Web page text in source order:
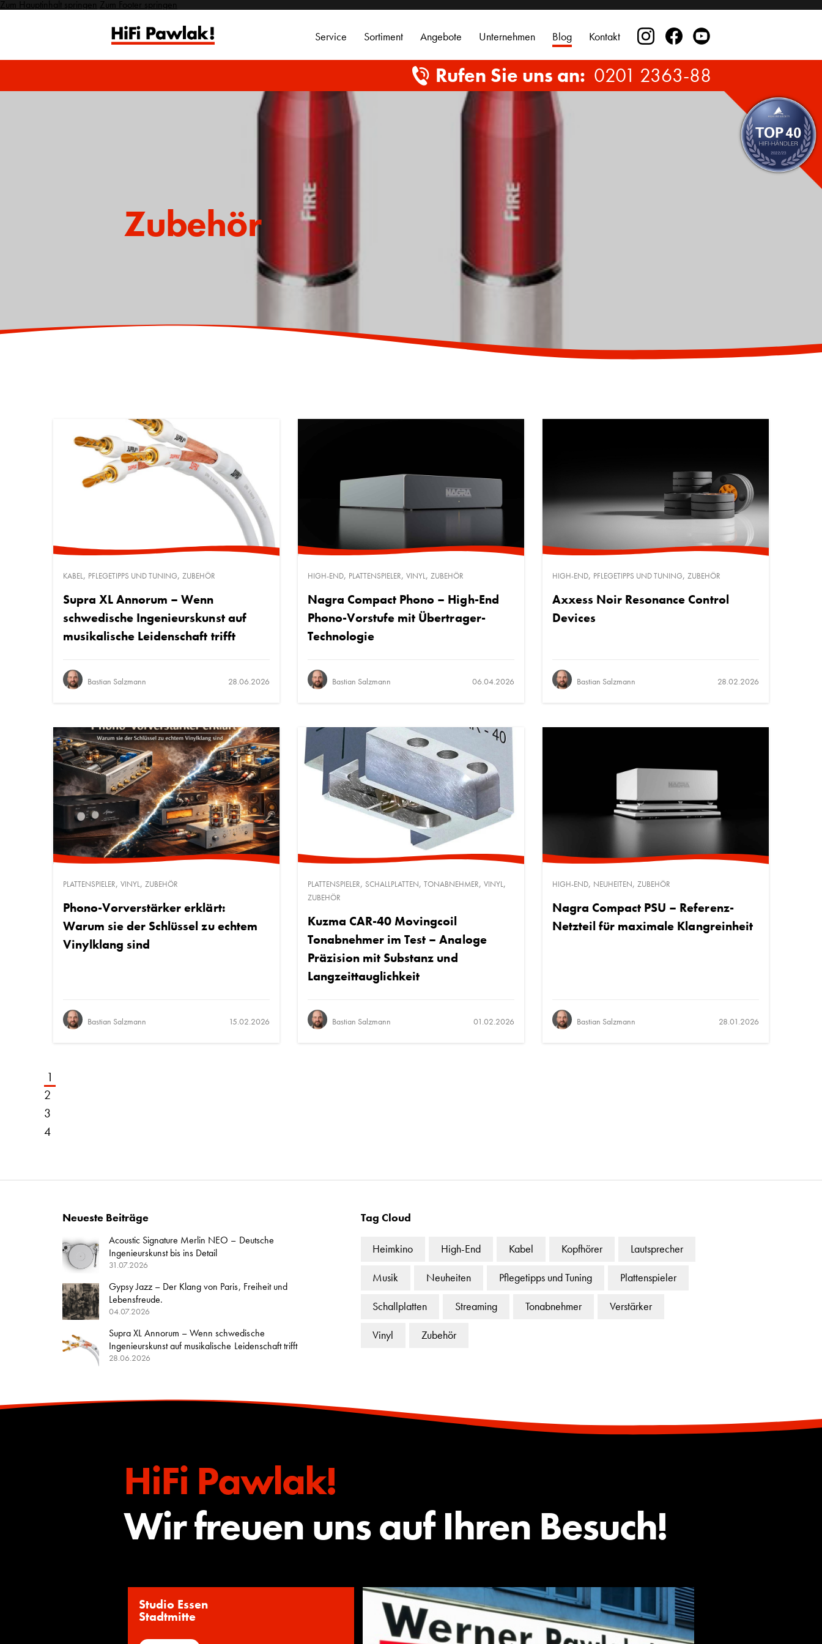
Zum Hauptinhalt springen Zum Footer springen
Service Sortiment Angebote Unternehmen Blog Kontakt
Rufen Sie uns an: 0201 2363-88
Zubehör
KABEL, PFLEGETIPPS UND TUNING, ZUBEHÖR
Supra XL Annorum – Wenn
schwedische Ingenieurskunst auf
musikalische Leidenschaft trifft
Bastian Salzmann 28.06.2026
HIGH-END, PLATTENSPIELER, VINYL, ZUBEHÖR
Nagra Compact Phono – High-End
Phono-Vorstufe mit Übertrager-
Technologie
Bastian Salzmann 06.04.2026
HIGH-END, PFLEGETIPPS UND TUNING, ZUBEHÖR
Axxess Noir Resonance Control
Devices
Bastian Salzmann 28.02.2026
PLATTENSPIELER, VINYL, ZUBEHÖR
Phono-Vorverstärker erklärt:
Warum sie der Schlüssel zu echtem
Vinylklang sind
Bastian Salzmann 15.02.2026
PLATTENSPIELER, SCHALLPLATTEN, TONABNEHMER, VINYL,
ZUBEHÖR
Kuzma CAR-40 Movingcoil
Tonabnehmer im Test – Analoge
Präzision mit Substanz und
Langzeittauglichkeit
Bastian Salzmann 01.02.2026
HIGH-END, NEUHEITEN, ZUBEHÖR
Nagra Compact PSU – Referenz-
Netzteil für maximale Klangreinheit
Bastian Salzmann 28.01.2026
1
2
3
4
Neueste Beiträge
Acoustic Signature Merlin NEO – Deutsche
Ingenieurskunst bis ins Detail
31.07.2026
Gypsy Jazz – Der Klang von Paris, Freiheit und
Lebensfreude.
04.07.2026
Supra XL Annorum – Wenn schwedische
Ingenieurskunst auf musikalische Leidenschaft trifft
28.06.2026
Tag Cloud
Heimkino High-End Kabel Kopfhörer Lautsprecher
Musik Neuheiten Pflegetipps und Tuning Plattenspieler
Schallplatten Streaming Tonabnehmer Verstärker
Vinyl Zubehör
HiFi Pawlak!
Wir freuen uns auf Ihren Besuch!
Studio Essen
Stadtmitte